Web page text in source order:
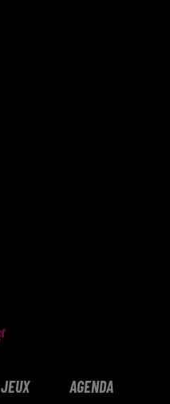
JEUX AGENDA